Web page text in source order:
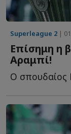
Superleague 2 |
Επίσημη η
Αραμπί!